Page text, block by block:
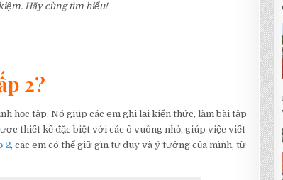
Hãy cùng tìm hiểu!
2?
học tập. Nó giúp các em ghi lại kiến thức, làm bài tập
thiết kế đặc biệt với các ô vuông nhỏ, giúp việc viết
2, các em có thể giữ gìn tư duy và ý tưởng của mình, từ